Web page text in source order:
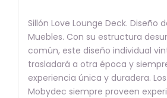
Sillón Love Lounge Deck. Diseño
Muebles. Con su estructura
común, este diseño individual
trasladará a otra época y
experiencia única y duradera.
Mobydec siempre proveen